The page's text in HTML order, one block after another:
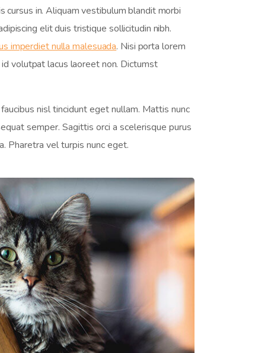
cursus in. Aliquam vestibulum blandit morbi
elit duis tristique sollicitudin nibh.
imperdiet nulla malesuada. Nisi porta lorem
volutpat lacus laoreet non. Dictumst
nisl tincidunt eget nullam. Mattis nunc
semper. Sagittis orci a scelerisque purus
Pharetra vel turpis nunc eget.